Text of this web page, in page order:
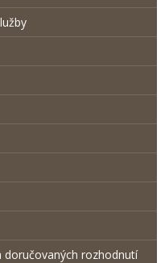
doručovaných rozhodnutí